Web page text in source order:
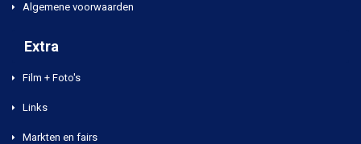
Algemene voorwaarden
Extra
Film + Foto's
Links
Markten en fairs